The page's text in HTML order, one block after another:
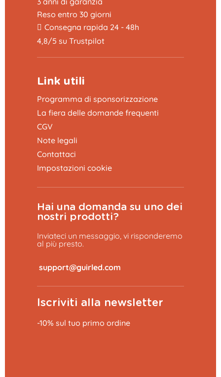
Reso entro 30 giorni
Consegna rapida 24 - 48h
4,8/5 su Trustpilot
Link utili
Programma di sponsorizzazione
La fiera delle domande frequenti
CGV
Note legali
Contattaci
Impostazioni cookie
Hai una domanda su uno dei
nostri prodotti?
Inviateci un messaggio, vi risponderemo
al più presto.
Iscriviti alla newsletter
-10% sul tuo primo ordine